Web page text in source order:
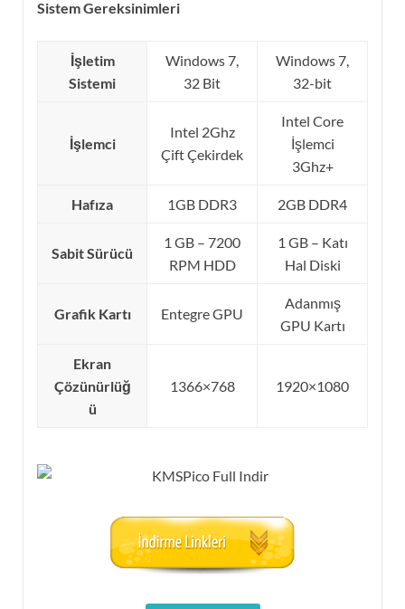
Sistem Gereksinimleri
İşletim
Sistemi
Windows 7,
32 Bit
Windows 7,
32-bit
İşlemci
Intel 2Ghz
Çift Çekirdek
Intel Core
İşlemci
3Ghz+
Hafıza 1GB DDR3 2GB DDR4
Sabit Sürücü
1 GB – 7200
RPM HDD
1 GB – Katı
Hal Diski
Grafik Kartı Entegre GPU
Adanmış
GPU Kartı
Ekran
Çözünürlüğ
ü
1366×768 1920×1080